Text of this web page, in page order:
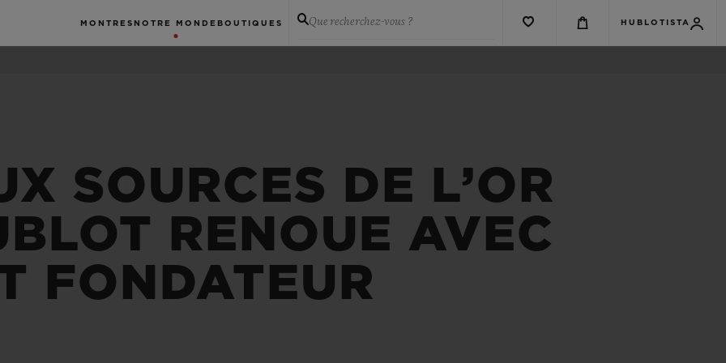
MONTRES NOTRE MONDE BOUTIQUES Que recherchez-vous ? HUBLOTISTA
SOURCES DE L’OR
RENOUE AVEC
FONDATEUR